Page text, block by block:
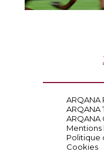
ARQANA
ARQANA
ARQANA
Mentions
Politique
Cookies